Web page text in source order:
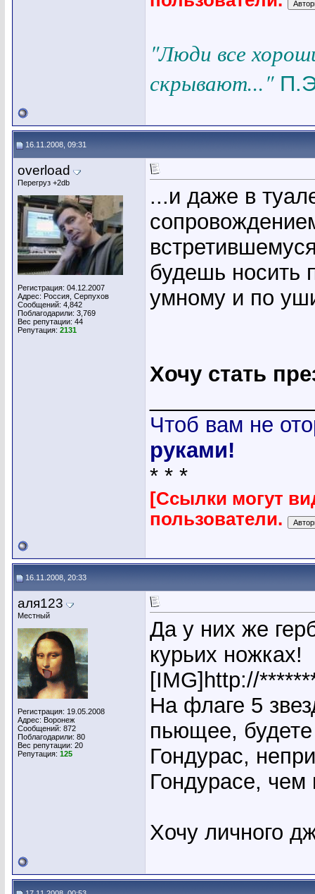
"Люди все
скрывают..."
16.11.2008, 09:31
overload
Перегруз +2db
Регистрация: 04.12.2007
Адрес: Россия, Серпухов
Сообщений: 4,842
Поблагодарили: 3,769
Вес репутации: 44
Репутация: 2131
...и даже в
будешь носить
умному и по
Хочу стать
Чтоб вам не
руками!
* * *
[Ссылки могут
пользователи.
16.11.2008, 20:33
аля123
Местный
Регистрация: 19.05.2008
Адрес: Воронеж
Сообщений: 872
Поблагодарили: 80
Вес репутации: 20
Репутация: 125
Да у них же
курьих ножках!
[IMG]http://
На флаге 5
пьющее,
Гондурас,
Гондурасе, чем
Хочу личного